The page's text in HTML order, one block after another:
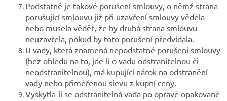
Podstatné je takové porušení smlouvy, o němž strana
porušující smlouvu již při uzavření smlouvy věděla
nebo musela vědět, že by druhá strana smlouvu
neuzavřela, pokud by toto porušení předvídala.
U vady, která znamená nepodstatné porušení smlouvy
(bez ohledu na to, jde-li o vadu odstranitelnou či
neodstranitelnou), má kupující nárok na odstranění
vady nebo přiměřenou slevu z kupní ceny.
Vyskytla-li se odstranitelná vada po opravě opakovaně